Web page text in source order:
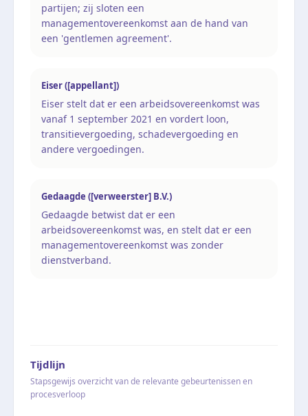
partijen; zij sloten een
managementovereenkomst aan de hand van
een 'gentlemen agreement'.
Eiser ([appellant])
Eiser stelt dat er een arbeidsovereenkomst was
vanaf 1 september 2021 en vordert loon,
transitievergoeding, schadevergoeding en
andere vergoedingen.
Gedaagde ([verweerster] B.V.)
Gedaagde betwist dat er een
arbeidsovereenkomst was, en stelt dat er een
managementovereenkomst was zonder
dienstverband.
Tijdlijn
Stapsgewijs overzicht van de relevante gebeurtenissen en
procesverloop